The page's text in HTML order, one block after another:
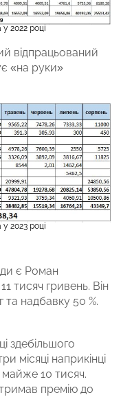
2022 році
відпрацьований
«на руки»
2023 році
є Роман
тисяч гривень. Він
надбавку 50 %.
здебільшого
місяці наприкінці
10 тисяч.
премію до